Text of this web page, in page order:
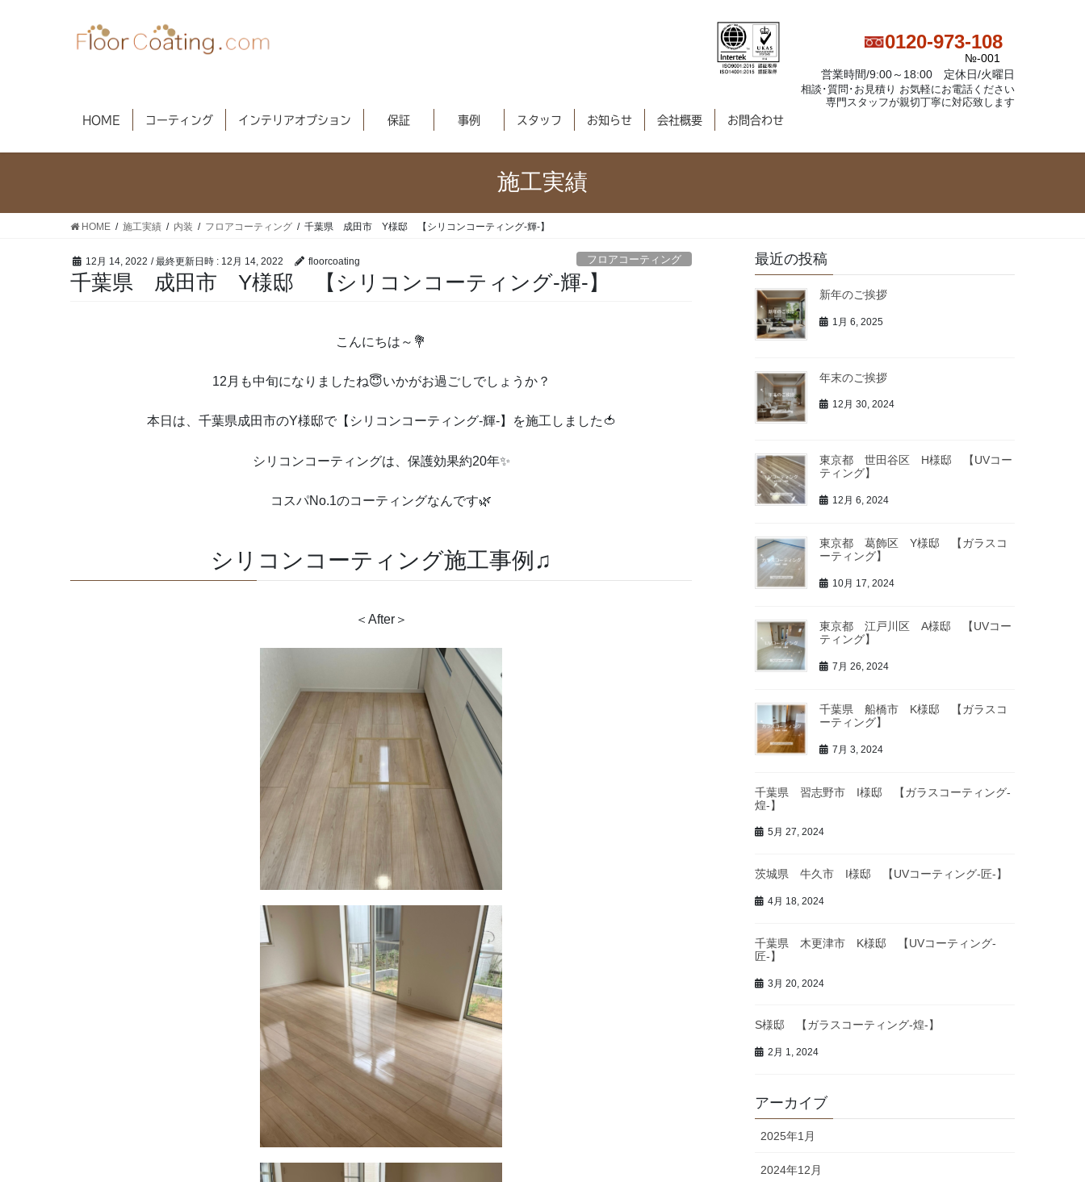
0120-973-108
№-001
営業時間/9:00～18:00 定休日/火曜日
相談･質問･お見積り お気軽にお電話ください
専門スタッフが親切丁寧に対応致します
HOME コーティング インテリアオプション 保証 事例 スタッフ お知らせ 会社概要 お問合わせ
施工実績
HOME 施工実績 内装 フロアコーティング 千葉県 成田市 Y様邸 【シリコンコーティング-輝-】
12月 14, 2022 / 最終更新日時 : 12月 14, 2022 floorcoating フロアコーティング
千葉県 成田市 Y様邸 【シリコンコーティング-輝-】
こんにちは～💐
12月も中旬になりましたね😇いかがお過ごしでしょうか？
本日は、千葉県成田市のY様邸で【シリコンコーティング-輝-】を施工しました🍅
シリコンコーティングは、保護効果約20年✨
コスパNo.1のコーティングなんです🌿
シリコンコーティング施工事例♫
＜After＞
最近の投稿
新年のご挨拶
1月 6, 2025
年末のご挨拶
12月 30, 2024
東京都 世田谷区 H様邸 【UVコー
ティング】
12月 6, 2024
東京都 葛飾区 Y様邸 【ガラスコ
ーティング】
10月 17, 2024
東京都 江戸川区 A様邸 【UVコー
ティング】
7月 26, 2024
千葉県 船橋市 K様邸 【ガラスコ
ーティング】
7月 3, 2024
千葉県 習志野市 I様邸 【ガラスコーティング-
煌-】
5月 27, 2024
茨城県 牛久市 I様邸 【UVコーティング-匠-】
4月 18, 2024
千葉県 木更津市 K様邸 【UVコーティング-
匠-】
3月 20, 2024
S様邸 【ガラスコーティング-煌-】
2月 1, 2024
アーカイブ
2025年1月
2024年12月